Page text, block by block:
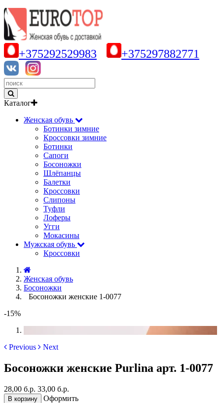
+375292529983 +375297882771
Каталог
Женская обувь
Ботинки зимние
Кроссовки зимние
Ботинки
Сапоги
Босоножки
Шлёпанцы
Балетки
Кроссовки
Слипоны
Туфли
Лоферы
Угги
Мокасины
Мужская обувь
Кроссовки
Женская обувь
Босоножки
Босоножки женские 1-0077
-15%
Previous Next
Босоножки женские Purlina арт. 1-0077
28,00 б.р. 33,00 б.р.
В корзину
Оформить